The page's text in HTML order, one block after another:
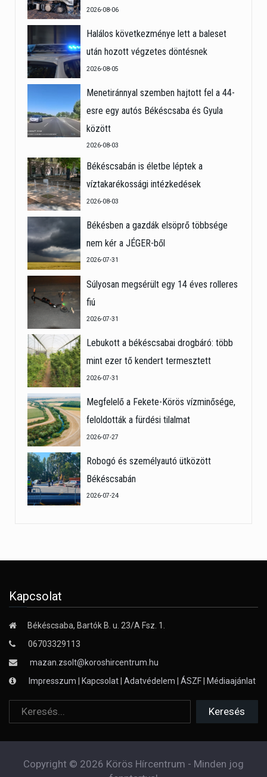
2026-08-06
Halálos következménye lett a baleset
után hozott végzetes döntésnek
2026-08-05
Menetiránnyal szemben hajtott fel a 44-
esre egy autós Békéscsaba és Gyula
között
2026-08-03
Békéscsabán is életbe léptek a
víztakarékossági intézkedések
2026-08-03
Békésben a gazdák elsöprő többsége
nem kér a JÉGER-ből
2026-07-31
Súlyosan megsérült egy 14 éves rolleres
fiú
2026-07-31
Lebukott a békéscsabai drogbáró: több
mint ezer tő kendert termesztett
2026-07-31
Megfelelő a Fekete-Körös vízminősége,
feloldották a fürdési tilalmat
2026-07-27
Robogó és személyautó ütközött
Békéscsabán
2026-07-24
Kapcsolat
Békéscsaba, Bartók B. u. 23/A Fsz. 1.
06703329113
mazan.zsolt@koroshircentrum.hu
Impresszum
Kapcsolat Adatvédelem ÁSZF Médiaajánlat
Copyright © 2026 Körös Hírcentrum - Minden jog